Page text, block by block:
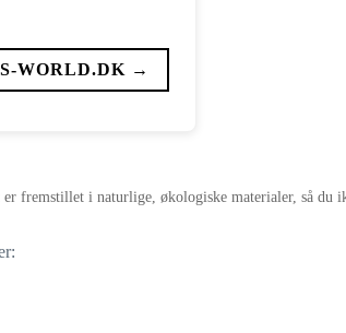
WORLD.DK →
fremstillet i naturlige, økologiske materialer, så du